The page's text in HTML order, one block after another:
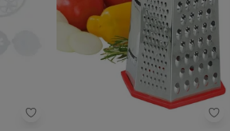
Mundo Lar - Kit Estêncil para